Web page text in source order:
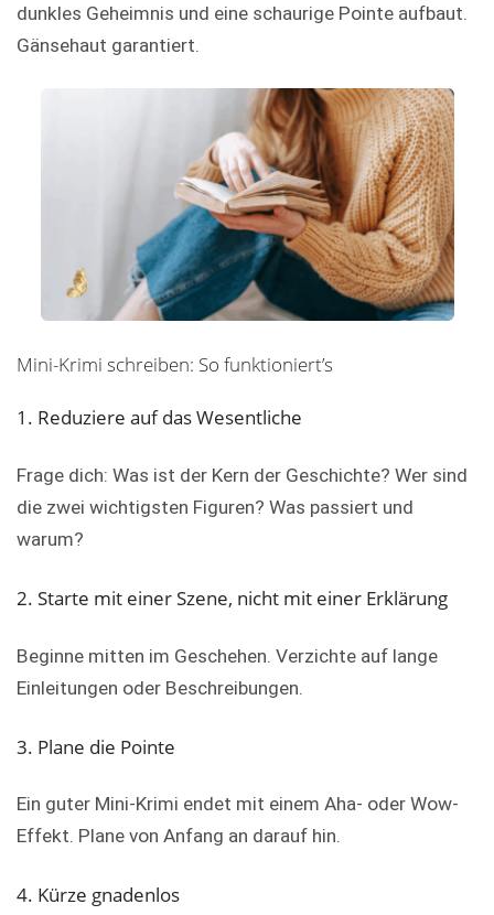
dunkles Geheimnis und eine schaurige Pointe aufbaut.
Gänsehaut garantiert.
Mini-Krimi schreiben: So funktioniert’s
1. Reduziere auf das Wesentliche
Frage dich: Was ist der Kern der Geschichte? Wer sind
die zwei wichtigsten Figuren? Was passiert und
warum?
2. Starte mit einer Szene, nicht mit einer Erklärung
Beginne mitten im Geschehen. Verzichte auf lange
Einleitungen oder Beschreibungen.
3. Plane die Pointe
Ein guter Mini-Krimi endet mit einem Aha- oder Wow-
Effekt. Plane von Anfang an darauf hin.
4. Kürze gnadenlos